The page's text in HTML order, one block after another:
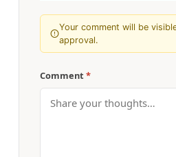
Your comment will be
approval.
Comment *